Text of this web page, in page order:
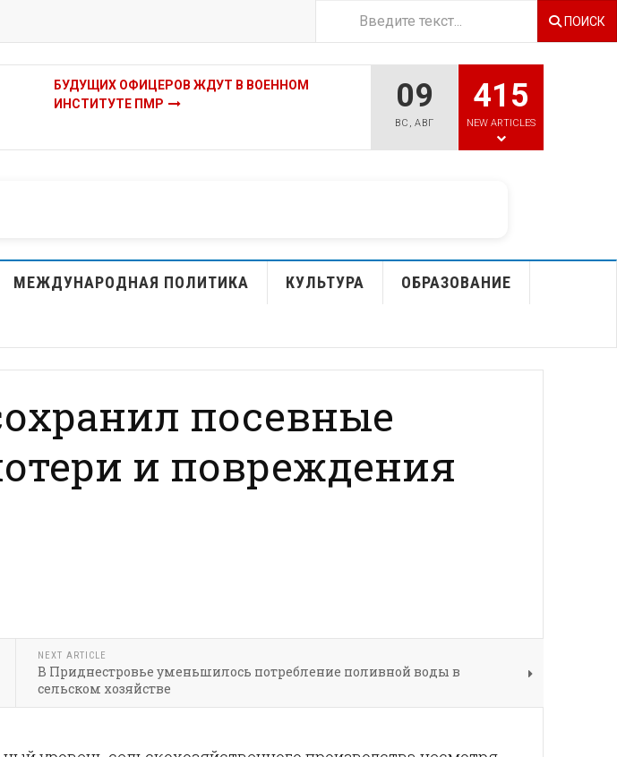
ПОИСК
ДУБОССАРСКИЙ ЛАГЕРЬ ОТКРЫЛ ТРЕТЬЮ
СМЕНУ
09
ВС , АВГ
415
NEW ARTICLES
МЕЖДУНАРОДНАЯ ПОЛИТИКА КУЛЬТУРА ОБРАЗОВАНИЕ
посевные
и повреждения
NEXT ARTICLE
В Приднестровье уменьшилось потребление поливной воды в
сельском хозяйстве